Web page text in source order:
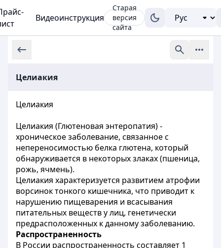
Видеоинструкция
Старая
версия
сайта
Целиакия
Целиакия
Целиакия (Глютеновая энтеропатия) -
хроническое заболевание, связанное с
непереносимостью белка глютена, который
обнаруживается в некоторых злаках (пшеница,
рожь, ячмень).
Целиакия характеризуется развитием атрофии
ворсинок тонкого кишечника, что приводит к
нарушению пищеварения и всасывания
питательных веществ у лиц, генетически
предрасположенных к данному заболеванию.
Распространенность
В России распространенность составляет 1